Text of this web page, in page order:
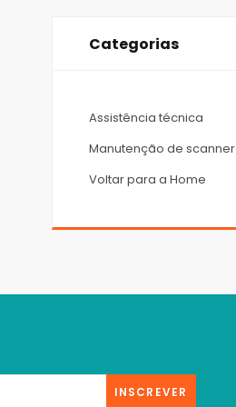
Categorias
Assistência técnica
Manutenção de scanner
Voltar para a Home